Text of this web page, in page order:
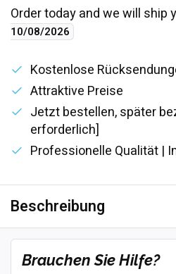
Order today and we will ship
10/08/2026
Kostenlose
Attraktive Preise
Jetzt bestellen, später
erforderlich]
Professionelle Qualität |
Beschreibung
Brauchen Sie Hilfe?